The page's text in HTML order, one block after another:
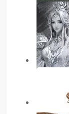
主演：
英,曾轶
立
主演：
张昊辰,张
主演：